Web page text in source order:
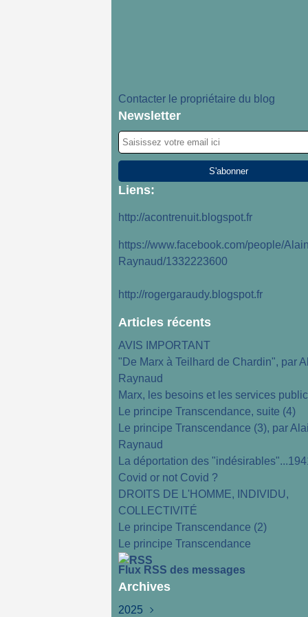
Contacter le propriétaire du blog
Newsletter
Liens:
http://acontrenuit.blogspot.fr
https://www.facebook.com/people/
Raynaud/1332223600
http://rogergaraudy.blogspot.fr
Articles récents
AVIS IMPORTANT
"De Marx à Teilhard de Chardin", par
Raynaud
Marx, les besoins et les services
Le principe Transcendance, suite (4)
Le principe Transcendance (3), par
Raynaud
La déportation des
Covid or not Covid ?
DROITS DE L'HOMME, INDIVIDU,
COLLECTIVITÉ
Le principe Transcendance (2)
Le principe Transcendance
Flux RSS des messages
Archives
2025